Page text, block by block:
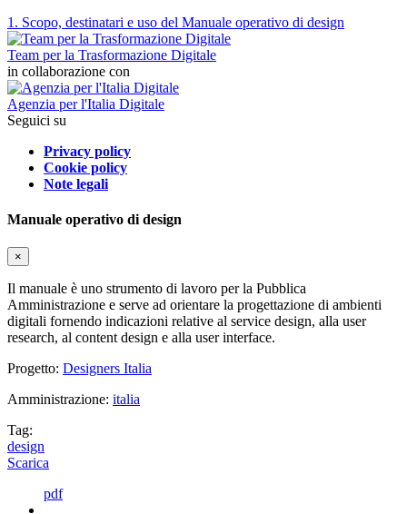
1. Scopo, destinatari e uso del Manuale operativo di design
Team per la Trasformazione Digitale
in collaborazione con
Agenzia per l'Italia Digitale
Seguici su
Privacy policy
Cookie policy
Note legali
Manuale operativo di design
×
Il manuale è uno strumento di lavoro per la Pubblica
Amministrazione e serve ad orientare la progettazione di ambienti
digitali fornendo indicazioni relative al service design, alla user
research, al content design e alla user interface.
Progetto: Designers Italia
Amministrazione: italia
Tag:
design
Scarica
pdf